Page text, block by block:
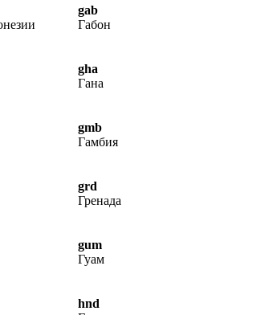
gab
Габон
gha
Гана
gmb
Гамбия
grd
Гренада
gum
Гуам
hnd